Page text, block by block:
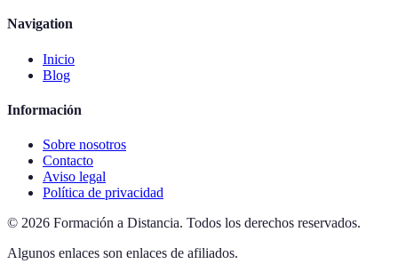
Navigation
Inicio
Blog
Información
Sobre nosotros
Contacto
Aviso legal
Política de privacidad
© 2026 Formación a Distancia. Todos los derechos reservados.
Algunos enlaces son enlaces de afiliados.